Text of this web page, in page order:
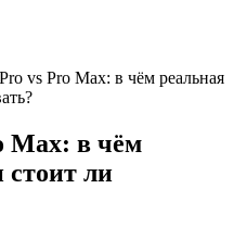
vs Pro Max: в чём реальная
Max: в чём
стоит ли